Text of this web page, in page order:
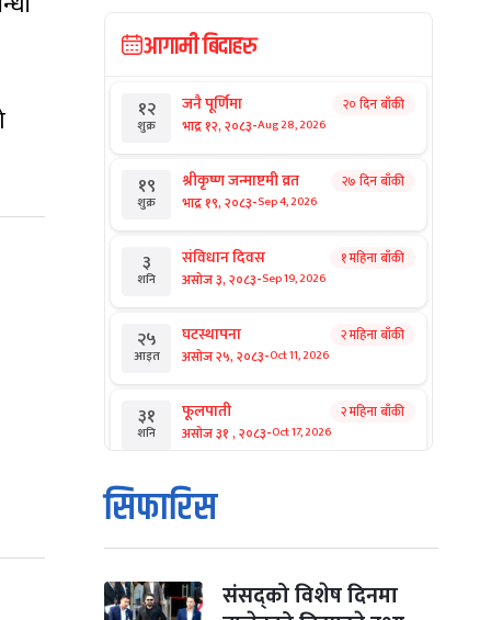
आगामी बिदाहरु
१२
शुक्र
जनै पूर्णिमा
भाद्र १२, २०८३-Aug 28, 2026
२० दिन बाँकी
१९
शुक्र
श्रीकृष्ण जन्माष्टमी व्रत
भाद्र १९, २०८३-Sep 4, 2026
२७ दिन बाँकी
३
शनि
संविधान दिवस
असोज ३, २०८३-Sep 19, 2026
१ महिना बाँकी
२५
आइत
घटस्थापना
असोज २५, २०८३-Oct 11, 2026
२ महिना बाँकी
३१
शनि
फूलपाती
असोज ३१ , २०८३-Oct 17, 2026
२ महिना बाँकी
१
आइत
कार्तिक सङ्क्रान्ति
कार्तिक १, २०८३
मंगल कार्तिक ३, २०८३-Oct 20, 2026
सिफारिस
संसद्को विशेष दिनमा